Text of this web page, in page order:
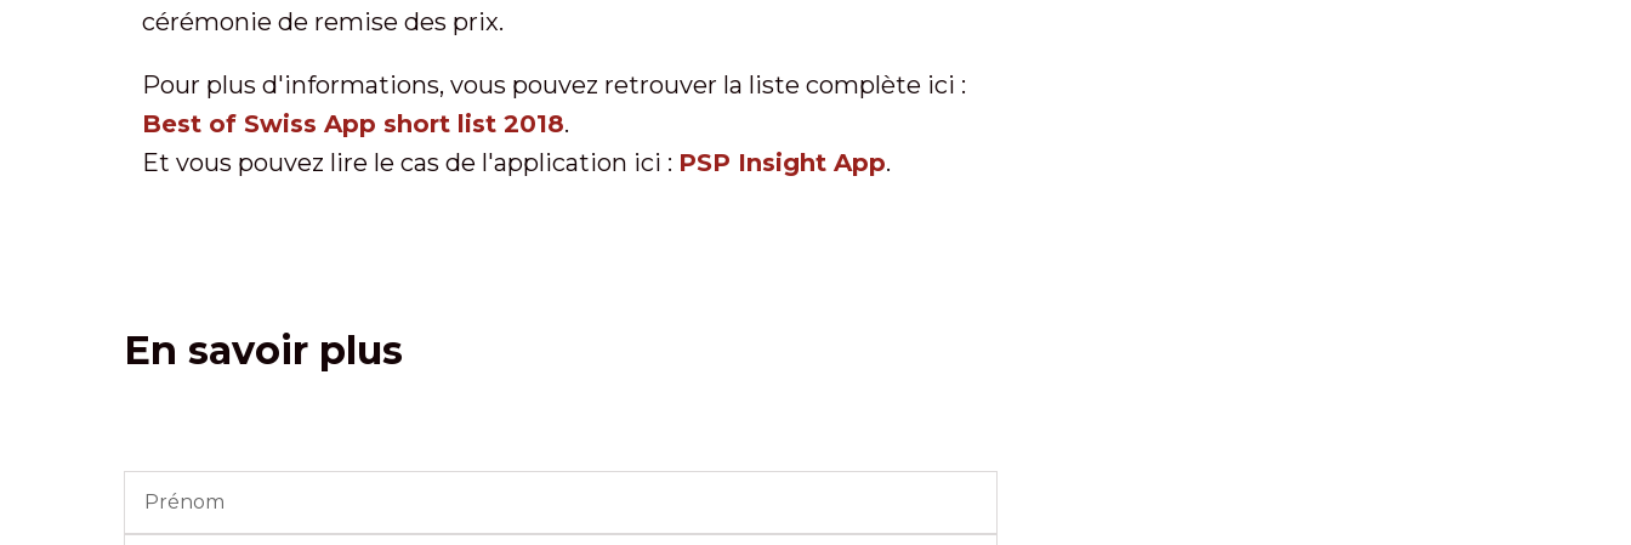
cérémonie de remise des prix.
Pour plus d'informations, vous pouvez retrouver la liste complète ici :
Best of Swiss App short list 2018.
Et vous pouvez lire le cas de l'application ici : PSP Insight App.
En savoir plus